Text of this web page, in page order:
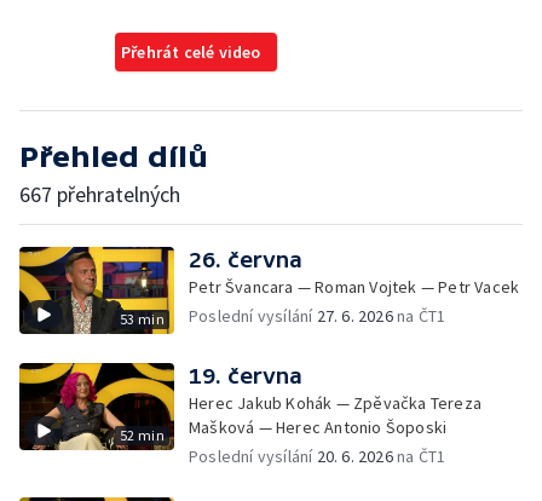
Přehrát celé video
Přehled dílů
667 přehratelných
53 min
26. června
Petr Švancara — Roman Vojtek — Petr Vacek
Poslední vysílání 27. 6. 2026na ČT1
52 min
19. června
Herec Jakub Kohák — Zpěvačka Tereza
Mašková — Herec Antonio Šoposki
Poslední vysílání 20. 6. 2026na ČT1